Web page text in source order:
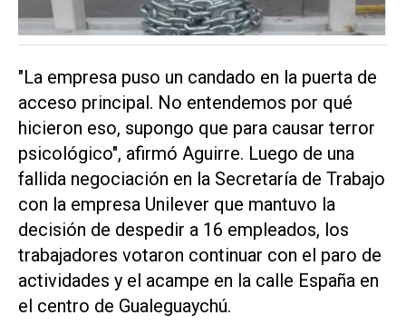
"La empresa puso un candado en la puerta de
acceso principal. No entendemos por qué
hicieron eso, supongo que para causar terror
psicológico", afirmó Aguirre. Luego de una
fallida negociación en la Secretaría de Trabajo
con la empresa Unilever que mantuvo la
decisión de despedir a 16 empleados, los
trabajadores votaron continuar con el paro de
actividades y el acampe en la calle España en
el centro de Gualeguaychú.